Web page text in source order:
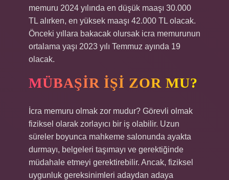
memuru 2024 yılında en düşük maaşı 30.000
TL alırken, en yüksek maaşı 42.000 TL olacak.
Önceki yıllara bakacak olursak icra memurunun
ortalama yaşı 2023 yılı Temmuz ayında 19
olacak.
MÜBAŞIR IŞI ZOR MU?
İcra memuru olmak zor mudur? Görevli olmak
fiziksel olarak zorlayıcı bir iş olabilir. Uzun
süreler boyunca mahkeme salonunda ayakta
durmayı, belgeleri taşımayı ve gerektiğinde
müdahale etmeyi gerektirebilir. Ancak, fiziksel
uygunluk gereksinimleri adaydan adaya